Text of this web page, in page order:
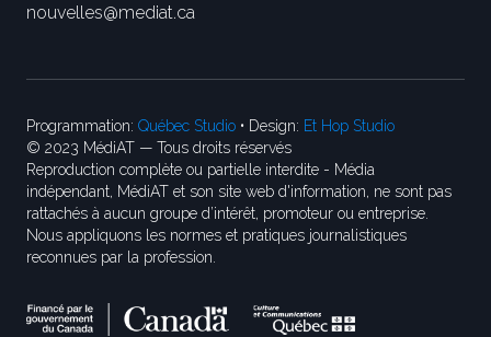
nouvelles@mediat.ca
Programmation: Québec Studio • Design: Et Hop Studio
© 2023 MédiAT — Tous droits réservés
Reproduction complète ou partielle interdite - Média
indépendant, MédiAT et son site web d'information, ne sont pas
rattachés à aucun groupe d’intérêt, promoteur ou entreprise.
Nous appliquons les normes et pratiques journalistiques
reconnues par la profession.